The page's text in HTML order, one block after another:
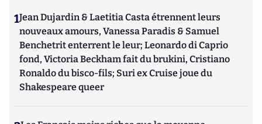
1Jean Dujardin & Laetitia Casta étrennent leurs
nouveaux amours, Vanessa Paradis & Samuel
Benchetrit enterrent le leur; Leonardo di Caprio
fond, Victoria Beckham fait du brukini, Cristiano
Ronaldo du bisco-fils; Suri ex Cruise joue du
Shakespeare queer